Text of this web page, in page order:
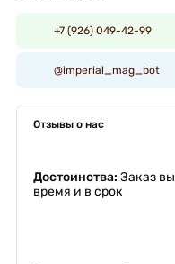
+7 (926) 049-42-99
@imperial_mag_bot
Отзывы о нас
Достоинства: Заказ
время и в срок